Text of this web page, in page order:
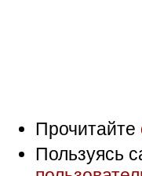
Прочитайте
Пользуясь